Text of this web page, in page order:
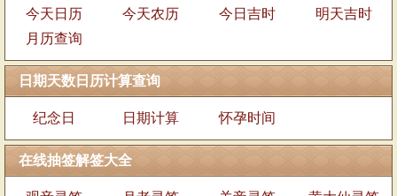
今天日历 今天农历 今日吉时
明天吉时
月历查询
日期天数日历计算查询
纪念日 日期计算 怀孕时间
在线抽签解签大全